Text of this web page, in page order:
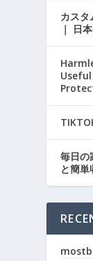
カスタ
｜ 日
毎日の
と簡